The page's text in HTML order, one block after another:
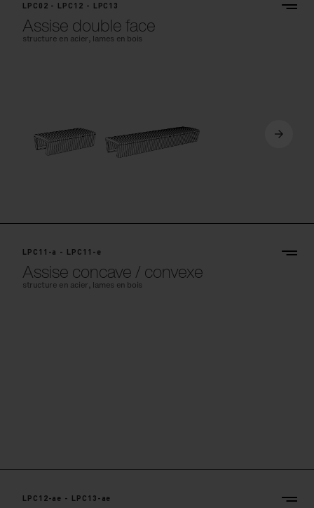
LPC02 - LPC12 - LPC13
Assise double face
structure en acier, lames en bois
LPC11-a - LPC11-e
Assise concave / convexe
structure en acier, lames en bois
LPC12-ae - LPC13-ae